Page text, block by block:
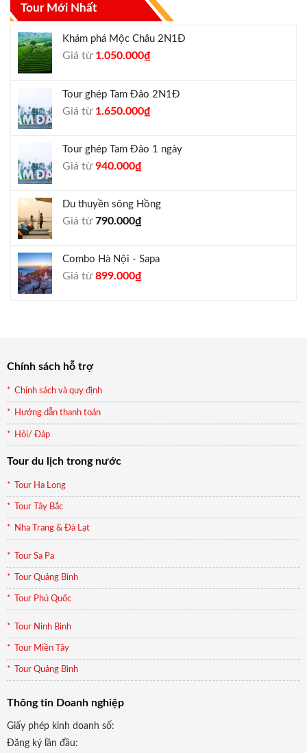
Tour Mới Nhất
Khám phá Mộc Châu 2N1Đ
Giá từ Giá
1.300.000₫.
1.050.000₫Giá
là:
Tour ghép Tam Đảo 2N1Đ
Giá từ Giá
1.800.000₫.
1.650.000₫Giá
là:
Tour ghép Tam Đảo 1 ngày
Giá từGiá
1.000.000₫.
940.000₫Giá
là:
Du thuyền sông Hồng
Giá từ790.000₫
Combo Hà Nội - Sapa
Giá từGiá
899.000₫Giá
Chính sách hỗ trợ
Chính sách và quy định
Hướng dẫn thanh toán
Hỏi/ Đáp
Tour du lịch trong nước
Tour Hạ Long
Tour Tây Bắc
Nha Trang & Đà Lạt
Tour Sa Pa
Tour Quảng Bình
Tour Phú Quốc
Tour Ninh Bình
Tour Miền Tây
Tour Quảng Bình
Thông tin Doanh nghiệp
Giấy phép kinh doanh số:
Đăng ký lần đầu: